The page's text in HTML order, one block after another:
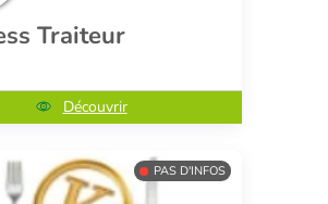
Traiteur
Découvrir
PAS D'INFOS